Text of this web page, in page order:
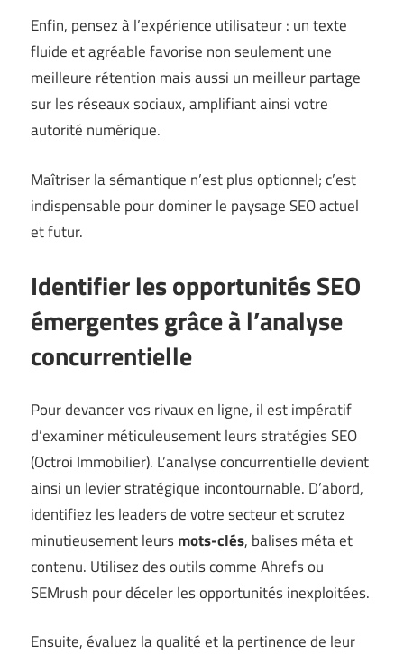
Enfin, pensez à l’expérience utilisateur : un texte
fluide et agréable favorise non seulement une
meilleure rétention mais aussi un meilleur partage
sur les réseaux sociaux, amplifiant ainsi votre
autorité numérique.
Maîtriser la sémantique n’est plus optionnel; c’est
indispensable pour dominer le paysage SEO actuel
et futur.
Identifier les opportunités SEO
émergentes grâce à l’analyse
concurrentielle
Pour devancer vos rivaux en ligne, il est impératif
d’examiner méticuleusement leurs stratégies SEO
(Octroi Immobilier). L’analyse concurrentielle devient
ainsi un levier stratégique incontournable. D’abord,
identifiez les leaders de votre secteur et scrutez
minutieusement leursmots-clés, balises méta et
contenu. Utilisez des outils comme Ahrefs ou
SEMrush pour déceler les opportunités inexploitées.
Ensuite, évaluez la qualité et la pertinence de leur